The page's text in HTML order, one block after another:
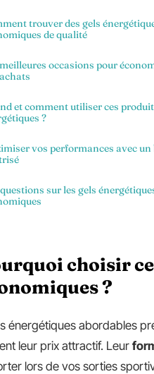
trouver des gels
de qualité
occasions pour
et comment utiliser ces
?
vos performances avec un
sur les gels
choisir
?
énergétiques abordables
leur prix attractif. Leur
lors de vos sorties